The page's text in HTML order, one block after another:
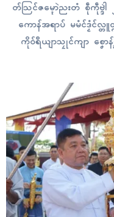
တ်သြၚ်ဇမ္ၚောဲညးတံ စဵုကဵုဗ္
ကောန်အရာပ် မမံၚ်ဒၟံၚ်
ကိုဝ်ရဳယျာသၠုၚ်ကျာ စၞောန်